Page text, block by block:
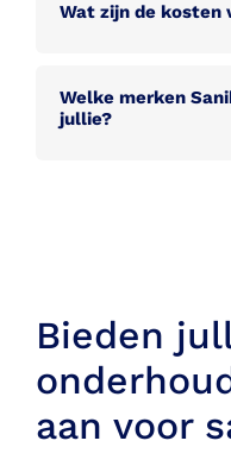
Wat zijn de kosten
Welke merken
jullie?
Bieden
aan voor